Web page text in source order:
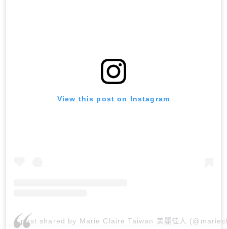
View this post on Instagram
A post shared by Marie Claire Taiwan 美麗佳人